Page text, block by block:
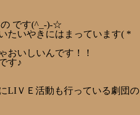
です(^_-)-☆
たいやきにはまっています( *
おいしいんです！！
す♪
LIＶＥ活動も行っている劇団の